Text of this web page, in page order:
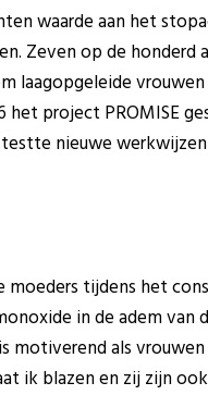
waarde aan het
Zeven op de honderd
laagopgeleide
project PROMISE
nieuwe
moeders tijdens het
in de adem
motiverend als
ik blazen en zij zijn